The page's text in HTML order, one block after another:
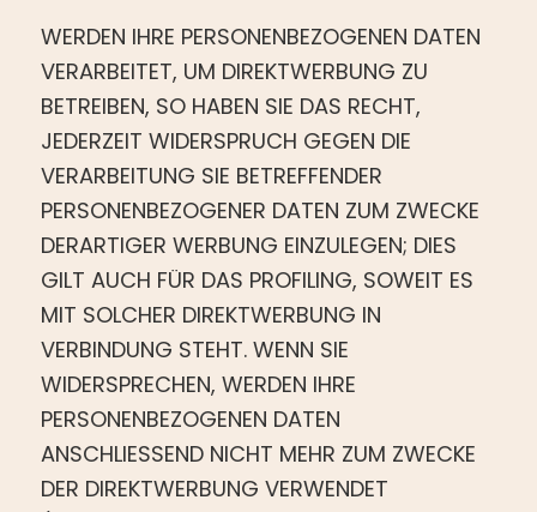
WERDEN IHRE PERSONENBEZOGENEN DATEN
VERARBEITET, UM DIREKTWERBUNG ZU
BETREIBEN, SO HABEN SIE DAS RECHT,
JEDERZEIT WIDERSPRUCH GEGEN DIE
VERARBEITUNG SIE BETREFFENDER
PERSONENBEZOGENER DATEN ZUM ZWECKE
DERARTIGER WERBUNG EINZULEGEN; DIES
GILT AUCH FÜR DAS PROFILING, SOWEIT ES
MIT SOLCHER DIREKTWERBUNG IN
VERBINDUNG STEHT. WENN SIE
WIDERSPRECHEN, WERDEN IHRE
PERSONENBEZOGENEN DATEN
ANSCHLIESSEND NICHT MEHR ZUM ZWECKE
DER DIREKTWERBUNG VERWENDET